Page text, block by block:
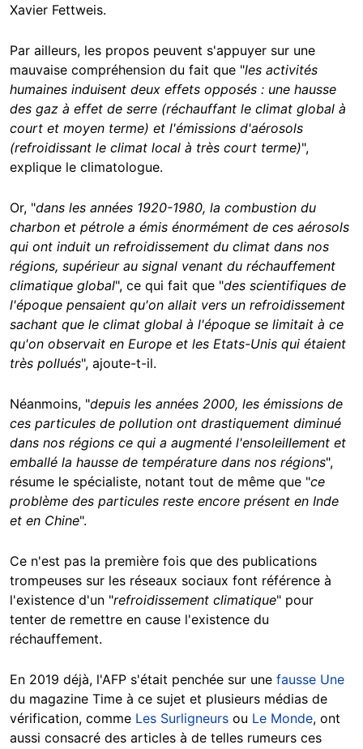
Xavier Fettweis.
Par ailleurs, les propos peuvent s'appuyer sur une
mauvaise compréhension du fait que "les activités
humaines induisent deux effets opposés : une hausse
des gaz à effet de serre (réchauffant le climat global à
court et moyen terme) et l'émissions d'aérosols
(refroidissant le climat local à très court terme)",
explique le climatologue.
Or, "dans les années 1920-1980, la combustion du
charbon et pétrole a émis énormément de ces aérosols
qui ont induit un refroidissement du climat dans nos
régions, supérieur au signal venant du réchauffement
climatique global", ce qui fait que "des scientifiques de
l'époque pensaient qu'on allait vers un refroidissement
sachant que le climat global à l'époque se limitait à ce
qu'on observait en Europe et les Etats-Unis qui étaient
très pollués", ajoute-t-il.
Néanmoins, "depuis les années 2000, les émissions de
ces particules de pollution ont drastiquement diminué
dans nos régions ce qui a augmenté l'ensoleillement et
emballé la hausse de température dans nos régions",
résume le spécialiste, notant tout de même que "ce
problème des particules reste encore présent en Inde
et en Chine".
Ce n'est pas la première fois que des publications
trompeuses sur les réseaux sociaux font référence à
l'existence d'un "refroidissement climatique" pour
tenter de remettre en cause l'existence du
réchauffement.
En 2019 déjà, l'AFP s'était penchée sur une fausse Une
du magazine Time à ce sujet et plusieurs médias de
vérification, comme Les Surligneurs ou Le Monde, ont
aussi consacré des articles à de telles rumeurs ces